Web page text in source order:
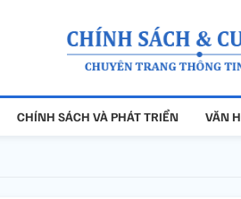
CHÍNH SÁCH VÀ PHÁT TRIỂN VĂN